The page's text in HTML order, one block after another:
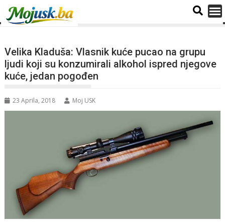
Velika Kladuša: Vlasnik kuće pucao na grupu
ljudi koji su konzumirali alkohol ispred njegove
kuće, jedan pogođen
23 Aprila, 2018 Moj USK